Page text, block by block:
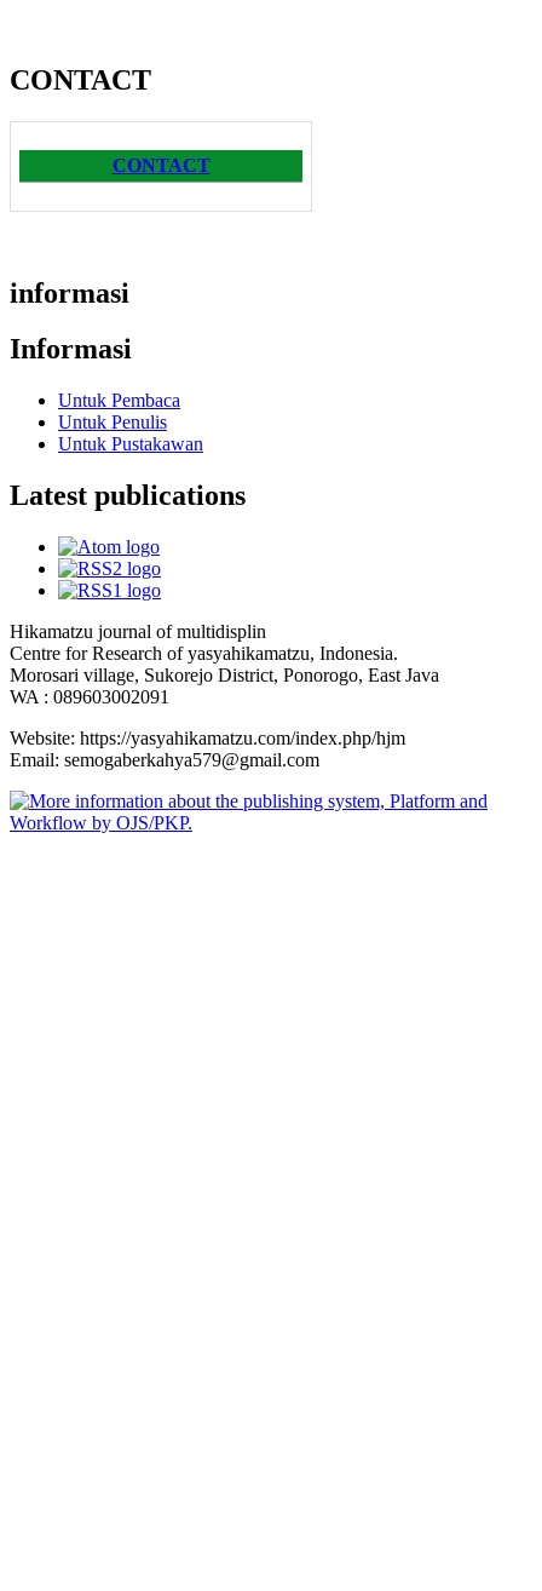
CONTACT
CONTACT
informasi
Informasi
Untuk Pembaca
Untuk Penulis
Untuk Pustakawan
Latest publications
Hikamatzu journal of multidisplin
Centre for Research of yasyahikamatzu, Indonesia.
Morosari village, Sukorejo District, Ponorogo, East Java
WA : 089603002091
Website: https://yasyahikamatzu.com/index.php/hjm
Email: semogaberkahya579@gmail.com